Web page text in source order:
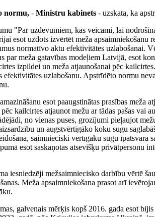
normu, - Ministru kabinets - uzskata, ka
"Par uzdevumiem, kas veicami, lai
esot uzdots izvērtēt meža
normatīvo aktu efektivitātes uzlabošanai.
par meža gatavības modeļiem Latvijā, esot
izpildei un meža atjaunošanai pēc
efektivitātes uzlabošanu. Apstrīdēto normu
esot paaugstinātas prasības
kailcirtes atjaunot mežu ar tādas pašas
no vienas puses, grozījumi pieļaujot
un augstvērtīgāko koku sugu
saimnieciski vērtīgāku sugu īpatsvara
esot saskaņotas atsevišķu privātpersonu
iesniedzēji mežsaimniecisko darbību vērtē
Meža apsaimniekošana prasot arī
galvenais mērķis kopš 2016. gada esot